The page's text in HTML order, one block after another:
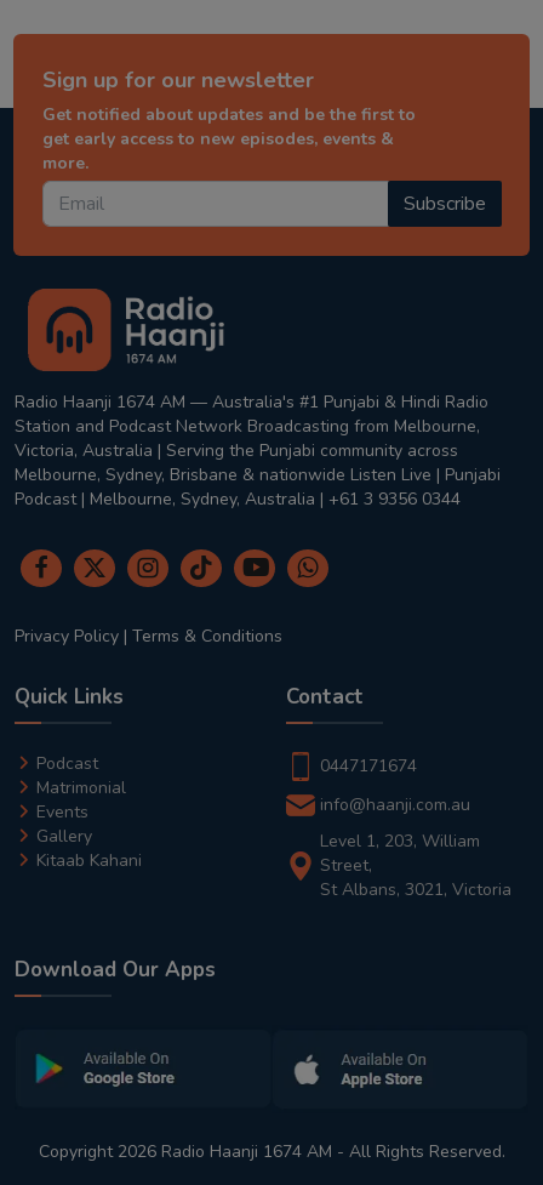
Sign up for our newsletter
Get notified about updates and be the first to
get early access to new episodes, events &
more.
Subscribe
Radio Haanji 1674 AM — Australia's #1 Punjabi & Hindi Radio
Station and Podcast Network Broadcasting from Melbourne,
Victoria, Australia | Serving the Punjabi community across
Melbourne, Sydney, Brisbane & nationwide Listen Live | Punjabi
Podcast | Melbourne, Sydney, Australia | +61 3 9356 0344
Privacy Policy | Terms & Conditions
Quick Links
Podcast
Matrimonial
Events
Gallery
Kitaab Kahani
Contact
0447171674
info@haanji.com.au
Level 1, 203, William
Street,
St Albans, 3021, Victoria
Download Our Apps
Copyright 2026 Radio Haanji 1674 AM - All Rights Reserved.